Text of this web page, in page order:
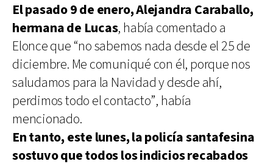
El pasado 9 de enero, Alejandra Caraballo,
hermana de Lucas, había comentado a
Elonce que “no sabemos nada desde el 25 de
diciembre. Me comuniqué con él, porque nos
saludamos para la Navidad y desde ahí,
perdimos todo el contacto”, había
mencionado.
En tanto, este lunes, la policía santafesina
sostuvo que todos los indicios recabados